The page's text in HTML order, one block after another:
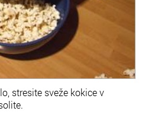
stresite sveže kokice v